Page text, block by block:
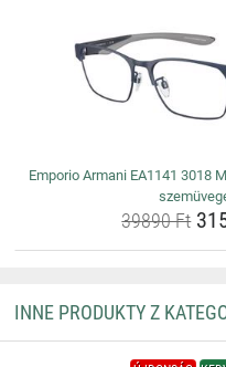
Emporio Armani EA1141 3018
39890 Ft
INNE PRODUKTY Z